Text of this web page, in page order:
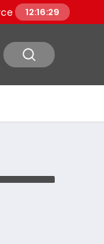
Göçmen Tehlikeli
12:16:29